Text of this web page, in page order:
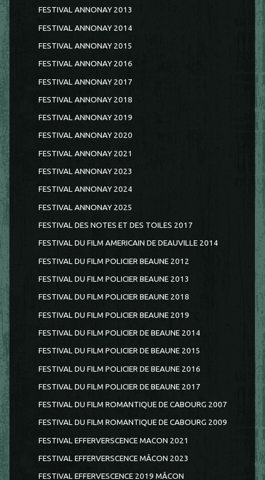
FESTIVAL ANNONAY 2013
FESTIVAL ANNONAY 2014
FESTIVAL ANNONAY 2015
FESTIVAL ANNONAY 2016
FESTIVAL ANNONAY 2017
FESTIVAL ANNONAY 2018
FESTIVAL ANNONAY 2019
FESTIVAL ANNONAY 2020
FESTIVAL ANNONAY 2021
FESTIVAL ANNONAY 2023
FESTIVAL ANNONAY 2024
FESTIVAL ANNONAY 2025
FESTIVAL DES NOTES ET DES TOILES 2017
FESTIVAL DU FILM AMERICAIN DE DEAUVILLE 2014
FESTIVAL DU FILM POLICIER BEAUNE 2012
FESTIVAL DU FILM POLICIER BEAUNE 2013
FESTIVAL DU FILM POLICIER BEAUNE 2018
FESTIVAL DU FILM POLICIER BEAUNE 2019
FESTIVAL DU FILM POLICIER DE BEAUNE 2014
FESTIVAL DU FILM POLICIER DE BEAUNE 2015
FESTIVAL DU FILM POLICIER DE BEAUNE 2016
FESTIVAL DU FILM POLICIER DE BEAUNE 2017
FESTIVAL DU FILM ROMANTIQUE DE CABOURG 2007
FESTIVAL DU FILM ROMANTIQUE DE CABOURG 2009
FESTIVAL EFFERVERSCENCE MACON 2021
FESTIVAL EFFERVERSCENCE MÂCON 2023
FESTIVAL EFFERVESCENCE 2019 MÂCON